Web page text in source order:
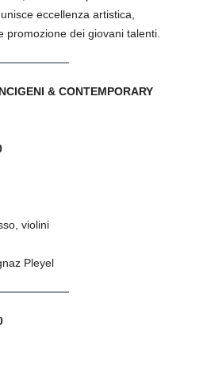
eccellenza artistica,
promozione dei giovani talenti.
& CONTEMPORARY
violini
Pleyel